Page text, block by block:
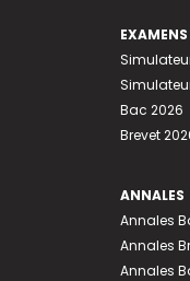
EXAMENS
Bac 2026
Brevet
ANNALES
Annales
Annales
Annales